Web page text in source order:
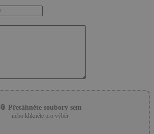
📎 Přetáhněte soubory sem
nebo klikněte pro výběr